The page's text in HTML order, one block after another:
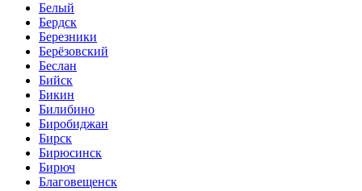
Белый
Бердск
Березники
Берёзовский
Беслан
Бийск
Бикин
Билибино
Биробиджан
Бирск
Бирюсинск
Бирюч
Благовещенск